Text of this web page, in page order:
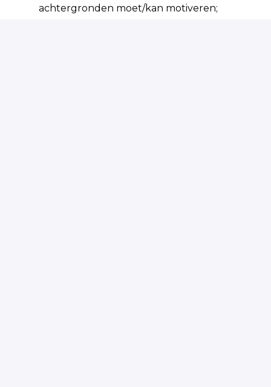
achtergronden moet/kan motiveren;